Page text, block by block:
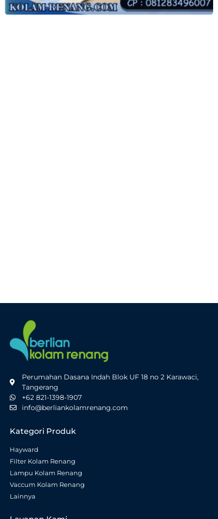
Perumahan Dasana Indah Blok UF 18 no 2 Karawaci,
Tangerang
+62 821-1398-1907
info@berliankolamrenang.com
Kategori Produk
Hayward
Filter Kolam Renang
Lampu Kolam Renang
Vaccum Kolam Renang
Lainnya